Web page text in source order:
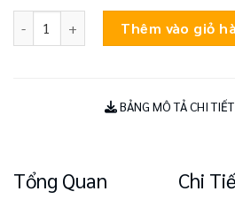
Thêm vào giỏ
BẢNG MÔ TẢ CHI
Tổng Quan Chi